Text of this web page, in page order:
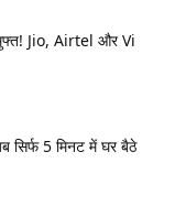
Jio, Airtel और Vi
5 मिनट में घर बैठे